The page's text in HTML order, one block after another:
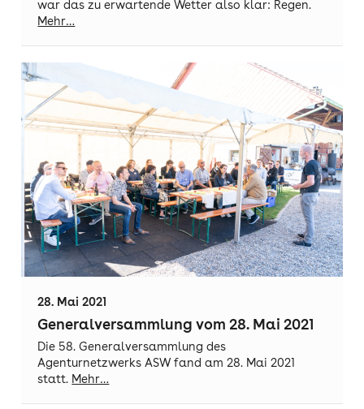
war das zu erwartende Wetter also klar: Regen.
Mehr…
28. Mai 2021
Generalversammlung vom 28. Mai 2021
Die 58. Generalversammlung des
Agenturnetzwerks ASW fand am 28. Mai 2021
statt. Mehr…